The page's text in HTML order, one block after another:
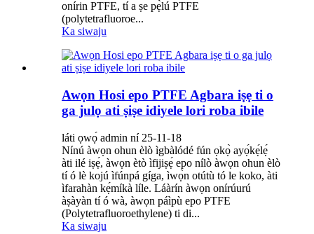
onírin PTFE, tí a ṣe pẹ̀lú PTFE
(polytetrafluoroe...
Ka siwaju
Awọn Hosi epo PTFE Agbara iṣẹ ti o
ga julọ ati ṣiṣe idiyele lori roba ibile
láti ọwọ́ admin ní 25-11-18
Nínú àwọn ohun èlò ìgbàlódé fún ọkọ̀ ayọ́kẹ́lẹ́
àti ilé iṣẹ́, àwọn ètò ìfijiṣẹ́ epo nílò àwọn ohun èlò
tí ó lè kojú ìfúnpá gíga, ìwọ̀n otútù tó le koko, àti
ìfarahàn kẹ́míkà líle. Láàrín àwọn onírúurú
àṣàyàn tí ó wà, àwọn páìpù epo PTFE
(Polytetrafluoroethylene) ti di...
Ka siwaju